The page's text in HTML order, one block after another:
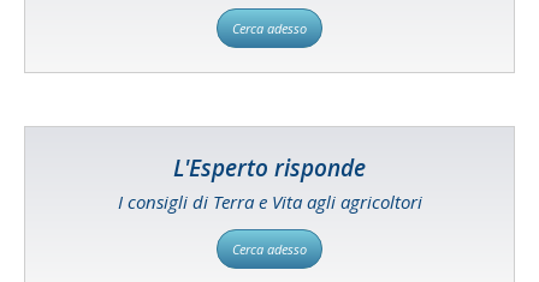
Cerca adesso
L'Esperto risponde
I consigli di Terra e Vita agli agricoltori
Cerca adesso